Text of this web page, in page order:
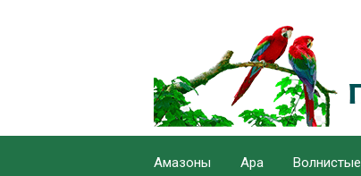
Амазоны Ара Волнистые